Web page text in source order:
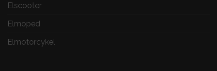
Elscooter
Elmoped
Elmotorcykel